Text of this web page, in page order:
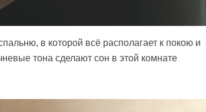
в которой всё располагает к покою и
тона сделают сон в этой комнате